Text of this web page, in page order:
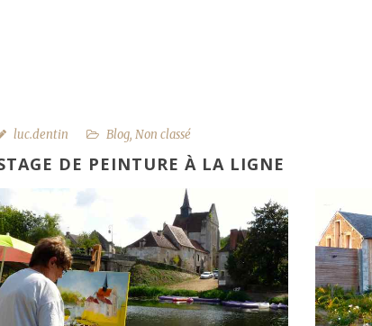
luc.dentin Blog, Non classé
DE PEINTURE À LA LIGNE